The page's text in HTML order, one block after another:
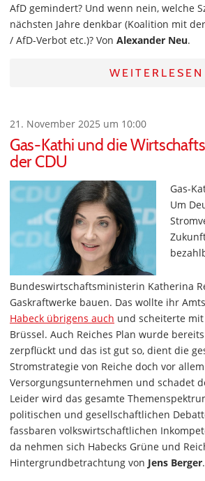
AfD gemindert? Und wenn nein, welche
nächsten Jahre denkbar (Koalition mit
/ AfD-Verbot etc.)? Von Alexander Neu.
WEITERLESEN
21. November 2025 um 10:00
Gas-Kathi und die
der CDU
Gas-
Um
Bundeswirtschaftsministerin Katherina
Gaskraftwerke bauen. Das wollte ihr
Habeck übrigens auch und scheiterte
Brüssel. Auch Reiches Plan wurde
zerpflückt und das ist gut so, dient die
Stromstrategie von Reiche doch vor
Versorgungsunternehmen und schadet
Leider wird das gesamte
politischen und gesellschaftlichen
fassbaren volkswirtschaftlichen
da nehmen sich Habecks Grüne und
Hintergrundbetrachtung von Jens Berger.